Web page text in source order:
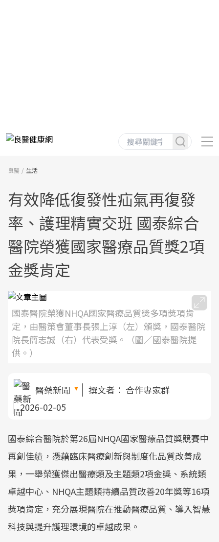
良醫 生活
有效降低復發性疝氣再復發
率、護理精實交班 國泰綜合
醫院榮獲國家醫療品質獎2項
金獎肯定
國泰醫院榮獲NHQA國家醫療品質獎多項獎項肯
定，由醫策會董事長張上淳（左）頒獎，國泰醫院
院長簡志誠（右）代表受獎。（圖／國泰醫院提
供。）
醫藥新聞 撰文者： 合作專家群
2026-02-05
國泰綜合醫院於第26屆NHQA國家醫療品質獎競賽中
再創佳績，憑藉臨床醫療創新與制度化品質改善成
果，一舉榮獲傑出醫療類及主題類2項金獎、系統類
卓越中心、NHQA主題類持續品質改善20年獎等16項
獎項肯定，充分展現醫院在推動醫療品質、導入智慧
科技與提升護理環境的卓越成果。